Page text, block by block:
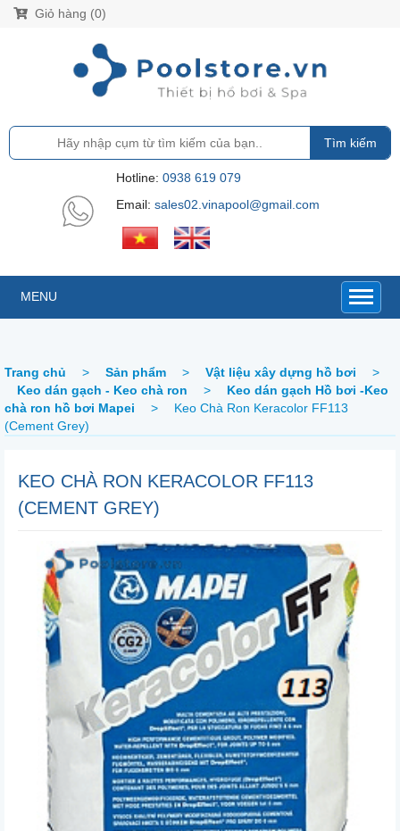
Giỏ hàng (0)
Tìm kiếm
Hotline: 0938 619 079
Email: sales02.vinapool@gmail.com
MENU
Trang chủ > Sản phẩm > Vật liệu xây dựng hồ bơi
>
Keo dán gạch - Keo chà ron
>
Keo dán gạch Hồ bơi -Keo
chà ron hồ bơi Mapei
>
Keo Chà Ron Keracolor FF113
(Cement Grey)
KEO CHÀ RON KERACOLOR FF113
(CEMENT GREY)